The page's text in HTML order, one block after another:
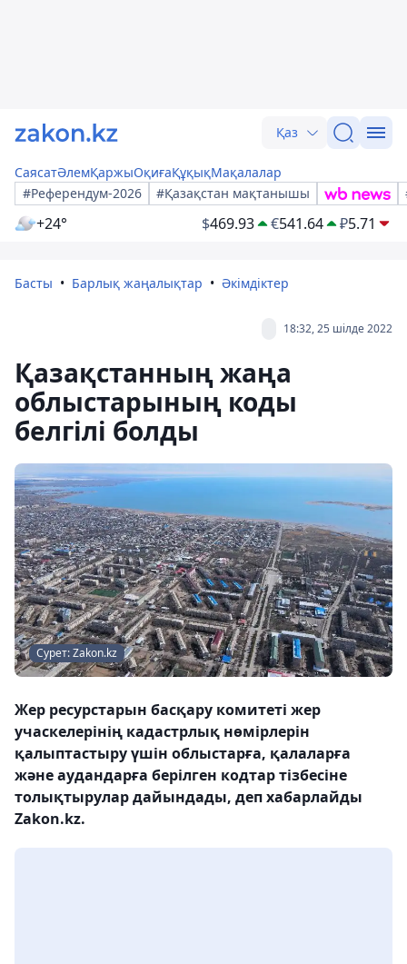
Қаз
СаясатӘлемҚаржыОқиғаҚұқықМақалалар
#Референдум-2026
#Қазақстан мақтанышы
+24° $469.93 €541.64 ₽5.71
Басты Барлық жаңалықтар Әкімдіктер
18:32, 25 шілде 2022
Қазақстанның жаңа
облыстарының коды
белгілі болды
Сурет: Zakon.kz
Жер ресурстарын басқару комитеті жер
учаскелерінің кадастрлық нөмірлерін
қалыптастыру үшін облыстарға, қалаларға
және аудандарға берілген кодтар тізбесіне
толықтырулар дайындады, деп хабарлайды
Zakon.kz.